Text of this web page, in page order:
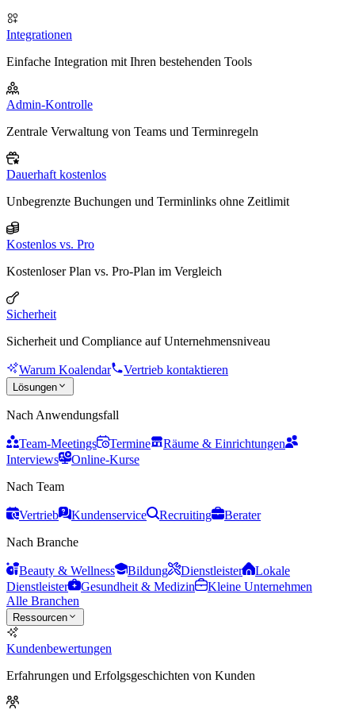
Integrationen
Einfache Integration mit Ihren bestehenden Tools
Admin-Kontrolle
Zentrale Verwaltung von Teams und Terminregeln
Dauerhaft kostenlos
Unbegrenzte Buchungen und Terminlinks ohne Zeitlimit
Kostenlos vs. Pro
Kostenloser Plan vs. Pro-Plan im Vergleich
Sicherheit
Sicherheit und Compliance auf Unternehmensniveau
Warum Koalendar Vertrieb kontaktieren
Lösungen
Nach Anwendungsfall
Team-Meetings Termine
Räume & Einrichtungen
Interviews
Online-Kurse
Nach Team
Vertrieb Kundenservice Recruiting
Berater
Nach Branche
Beauty & Wellness Bildung Dienstleister
Lokale
Dienstleister
Gesundheit & Medizin
Kleine Unternehmen
Alle Branchen
Ressourcen
Kundenbewertungen
Erfahrungen und Erfolgsgeschichten von Kunden